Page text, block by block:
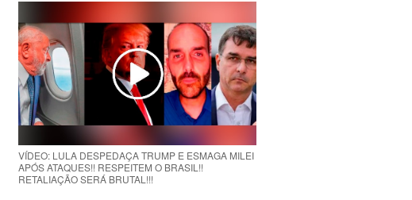
VÍDEO: LULA DESPEDAÇA TRUMP E ESMAGA MILEI
APÓS ATAQUES!! RESPEITEM O BRASIL!!
RETALIAÇÃO SERÁ BRUTAL!!!